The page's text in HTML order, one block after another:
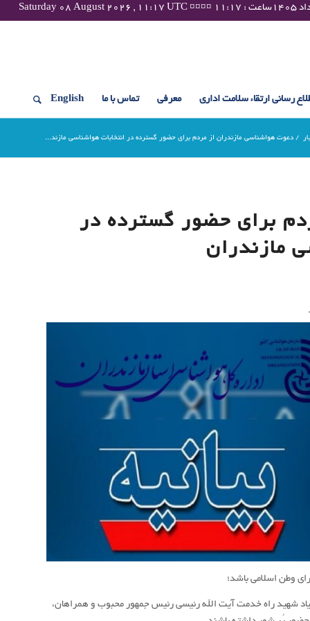
رسانی ارتقاء سلامت اداری معرفی تماس با ما English
/ دعوت هواشناسی مازندران از مردم برای حضور گسترده در انتخابات هواشناسی مازند...
برای حضور گسترده در
مازندران
وطن اسلامی باشد؛
شهید راه خدمت آیت الله رئیسی رئیس جمهور محبوب و همراهان،